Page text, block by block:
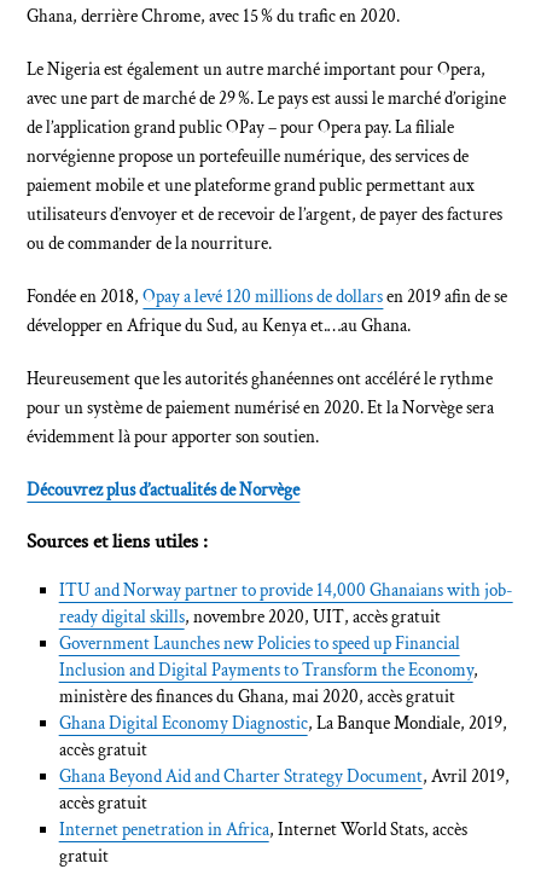
Ghana, derrière Chrome, avec 15 % du trafic en 2020.
Le Nigeria est également un autre marché important pour Opera,
avec une part de marché de 29 %. Le pays est aussi le marché d’origine
de l’application grand public OPay – pour Opera pay. La filiale
norvégienne propose un portefeuille numérique, des services de
paiement mobile et une plateforme grand public permettant aux
utilisateurs d’envoyer et de recevoir de l’argent, de payer des factures
ou de commander de la nourriture.
Fondée en 2018,Opay a levé 120 millions de dollarsen 2019 afin de se
développer en Afrique du Sud, au Kenya et.…au Ghana.
Heureusement que les autorités ghanéennes ont accéléré le rythme
pour un système de paiement numérisé en 2020. Et la Norvège sera
évidemment là pour apporter son soutien.
Découvrez plus d’actualités de Norvège
Sources et liens utiles :
ITU and Norway partner to provide 14,000 Ghanaians with job-
ready digital skills, novembre 2020, UIT, accès gratuit
Government Launches new Policies to speed up Financial
Inclusion and Digital Payments to Transform the Economy,
ministère des finances du Ghana, mai 2020, accès gratuit
Ghana Digital Economy Diagnostic, La Banque Mondiale, 2019,
accès gratuit
Ghana Beyond Aid and Charter Strategy Document, Avril 2019,
accès gratuit
Internet penetration in Africa, Internet World Stats, accès
gratuit